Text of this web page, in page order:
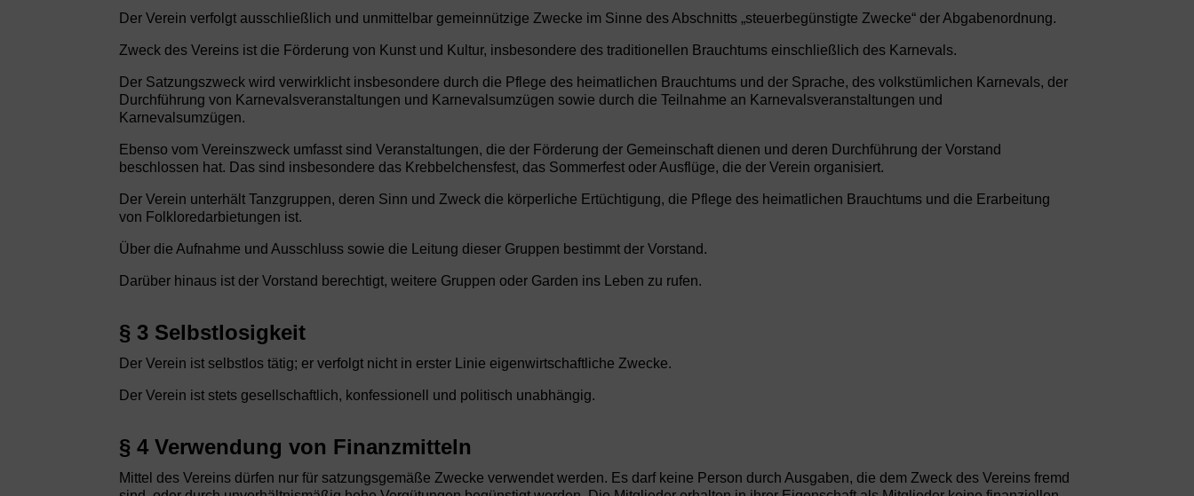
Der Verein verfolgt ausschließlich und unmittelbar gemeinnützige Zwecke im Sinne des Abschnitts „steuerbegünstigte Zwecke“ der Abgabenordnung.
Zweck des Vereins ist die Förderung von Kunst und Kultur, insbesondere des traditionellen Brauchtums einschließlich des Karnevals.
Der Satzungszweck wird verwirklicht insbesondere durch die Pflege des heimatlichen Brauchtums und der Sprache, des volkstümlichen Karnevals, der
Durchführung von Karnevalsveranstaltungen und Karnevalsumzügen sowie durch die Teilnahme an Karnevalsveranstaltungen und
Karnevalsumzügen.
Ebenso vom Vereinszweck umfasst sind Veranstaltungen, die der Förderung der Gemeinschaft dienen und deren Durchführung der Vorstand
beschlossen hat. Das sind insbesondere das Krebbelchensfest, das Sommerfest oder Ausflüge, die der Verein organisiert.
Der Verein unterhält Tanzgruppen, deren Sinn und Zweck die körperliche Ertüchtigung, die Pflege des heimatlichen Brauchtums und die Erarbeitung
von Folkloredarbietungen ist.
Über die Aufnahme und Ausschluss sowie die Leitung dieser Gruppen bestimmt der Vorstand.
Darüber hinaus ist der Vorstand berechtigt, weitere Gruppen oder Garden ins Leben zu rufen.
§ 3 Selbstlosigkeit
Der Verein ist selbstlos tätig; er verfolgt nicht in erster Linie eigenwirtschaftliche Zwecke.
Der Verein ist stets gesellschaftlich, konfessionell und politisch unabhängig.
§ 4 Verwendung von Finanzmitteln
Mittel des Vereins dürfen nur für satzungsgemäße Zwecke verwendet werden. Es darf keine Person durch Ausgaben, die dem Zweck des Vereins fremd